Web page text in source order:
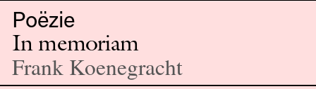
Poëzie
In memoriam
Frank Koenegracht